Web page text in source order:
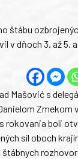
štábu
v dňoch 3. až 5.
Mašović s
Zmekom
rokovania boli
síl oboch